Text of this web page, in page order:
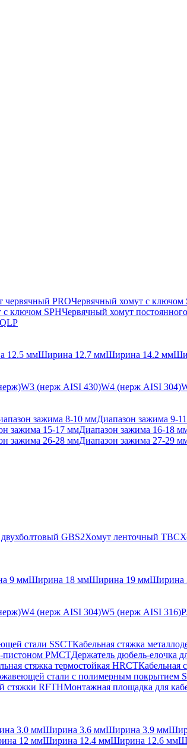
червячный PROЧервячный хомут с ключом
с ключом SPHЧервячный хомут
12.5 ммШирина 12.7 ммШирина 14.2 мм
W3 (нерж AISI 430)W4 (нерж AISI 304)
зажима 8-10 ммДиапазон зажима 9-
зажима 15-17 ммДиапазон зажима 16-18
зажима 26-28 ммДиапазон зажима 27-29
GBS2Хомут ленточный TBC
9 ммШирина 18 ммШирина 19 ммШирина
W4 (нерж AISI 304)W5 (нерж AISI 316)
стали SSCTКабельная стяжка
пистоном PMCTДержатель дюбель-елочка
стяжка термостойкая HRCTКабельная
стали с полимерным покрытием
стяжки RFTHМонтажная площадка для
3.0 ммШирина 3.6 ммШирина 3.9 мм
12 ммШирина 12.4 ммШирина 12.6 мм